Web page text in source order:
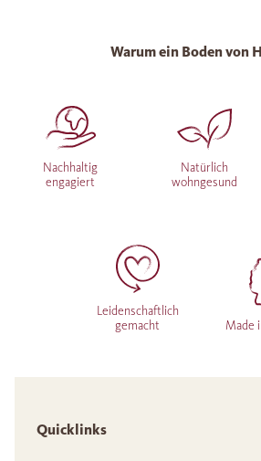
Warum ein Boden von
Nachhaltig
engagiert
Natürlich
wohngesund
Leidenschaftlich
gemacht
Made
Quicklinks